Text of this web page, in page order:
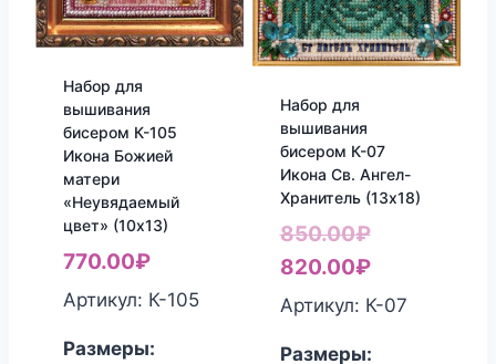
Набор для
вышивания
бисером К-105
Икона Божией
матери
«Неувядаемый
цвет» (10х13)
770.00₽
Артикул: К-105
Размеры:
Набор для
вышивания
бисером К-07
Икона Св. Ангел-
Хранитель (13х18)
850.00₽
цена
составляла
820.00₽Текущая
цена:
Артикул: К-07
Размеры: